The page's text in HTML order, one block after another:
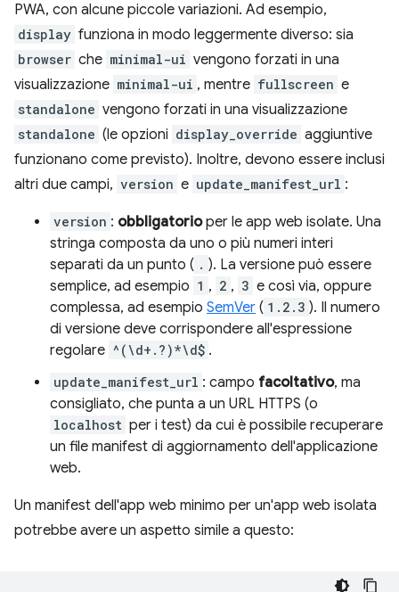
PWA, con alcune piccole variazioni. Ad esempio,
display funziona in modo leggermente diverso: sia
browser che minimal-ui vengono forzati in una
visualizzazione minimal-ui , mentre fullscreen e
standalone vengono forzati in una visualizzazione
standalone (le opzioni display_override aggiuntive
funzionano come previsto). Inoltre, devono essere inclusi
altri due campi, version e update_manifest_url :
version : obbligatorioper le app web isolate. Una
stringa composta da uno o più numeri interi
separati da un punto ( . ). La versione può essere
semplice, ad esempio 1 , 2 , 3 e così via, oppure
complessa, ad esempio SemVer ( 1.2.3 ). Il numero
di versione deve corrispondere all'espressione
regolare ^(\d+.?)*\d$ .
update_manifest_url : campo facoltativo, ma
consigliato, che punta a un URL HTTPS (o
localhost per i test) da cui è possibile recuperare
un file manifest di aggiornamento dell'applicazione
web.
Un manifest dell'app web minimo per un'app web isolata
potrebbe avere un aspetto simile a questo: